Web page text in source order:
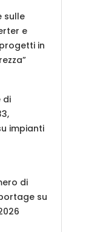
sulle
e
in
di
impianti
di
su